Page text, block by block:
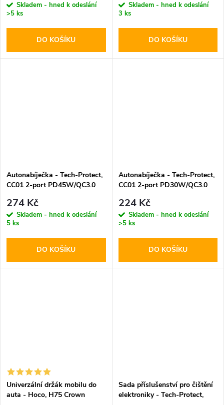
Skladem - hned k odeslání
>5 ks
DO KOŠÍKU
Skladem - hned k odeslání
3 ks
DO KOŠÍKU
Autonabíječka - Tech-Protect,
CC01 2-port PD45W/QC3.0
274 Kč
Skladem - hned k odeslání
5 ks
DO KOŠÍKU
Autonabíječka - Tech-Protect,
CC01 2-port PD30W/QC3.0
224 Kč
Skladem - hned k odeslání
>5 ks
DO KOŠÍKU
Univerzální držák mobilu do
auta - Hoco, H75 Crown
Sada příslušenství pro čištění
elektroniky - Tech-Protect,